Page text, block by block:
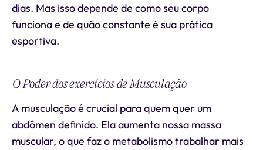
dias. Mas isso depende de como seu corpo
funciona e de quão constante é sua prática
esportiva.
O Poder dos exercícios de Musculação
A musculação é crucial para quem quer um
abdômen definido. Ela aumenta nossa massa
muscular, o que faz o metabolismo trabalhar mais